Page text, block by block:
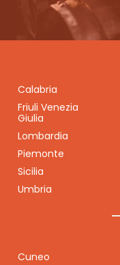
Calabria
Friuli Venezia
Giulia
Lombardia
Piemonte
Sicilia
Umbria
Cuneo